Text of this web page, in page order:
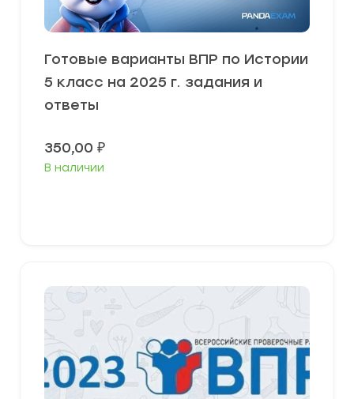
Готовые варианты ВПР по Истории
5 класс на 2025 г. задания и
ответы
350,00 ₽
В наличии